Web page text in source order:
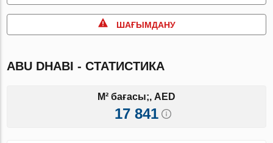
ШАҒЫМДАНУ
ABU DHABI - СТАТИСТИКА
M² бағасы;, AED
17 841